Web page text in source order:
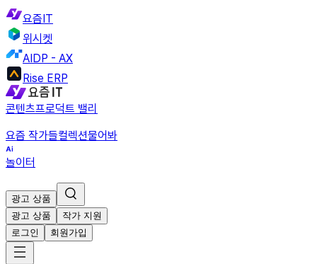
요즘IT
위시켓
AIDP - AX
Rise ERP
콘텐츠프로덕트 밸리
요즘 작가들컬렉션물어봐
놀이터
광고 상품
광고 상품
작가 지원
로그인
회원가입